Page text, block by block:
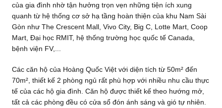
của gia đình nhờ tận hưởng trọn vẹn những tiện ích xung
quanh từ hệ thống cơ sở hạ tầng hoàn thiện của khu Nam Sài
Gòn như The Crescent Mall, Vivo City, Big C, Lotte Mart, Coop
Mart, Đại học RMIT, hệ thống trường học quốc tế Canada,
bệnh viện FV,...
Các căn hộ của Hoàng Quốc Việt với diện tích từ 50m² đến
70m², thiết kế 2 phòng ngủ rất phù hợp với nhiều nhu cầu thực
tế của các hộ gia đình. Căn hộ được thiết kế theo hướng mở,
tất cả các phòng đều có cửa sổ đón ánh sáng và gió tự nhiên.